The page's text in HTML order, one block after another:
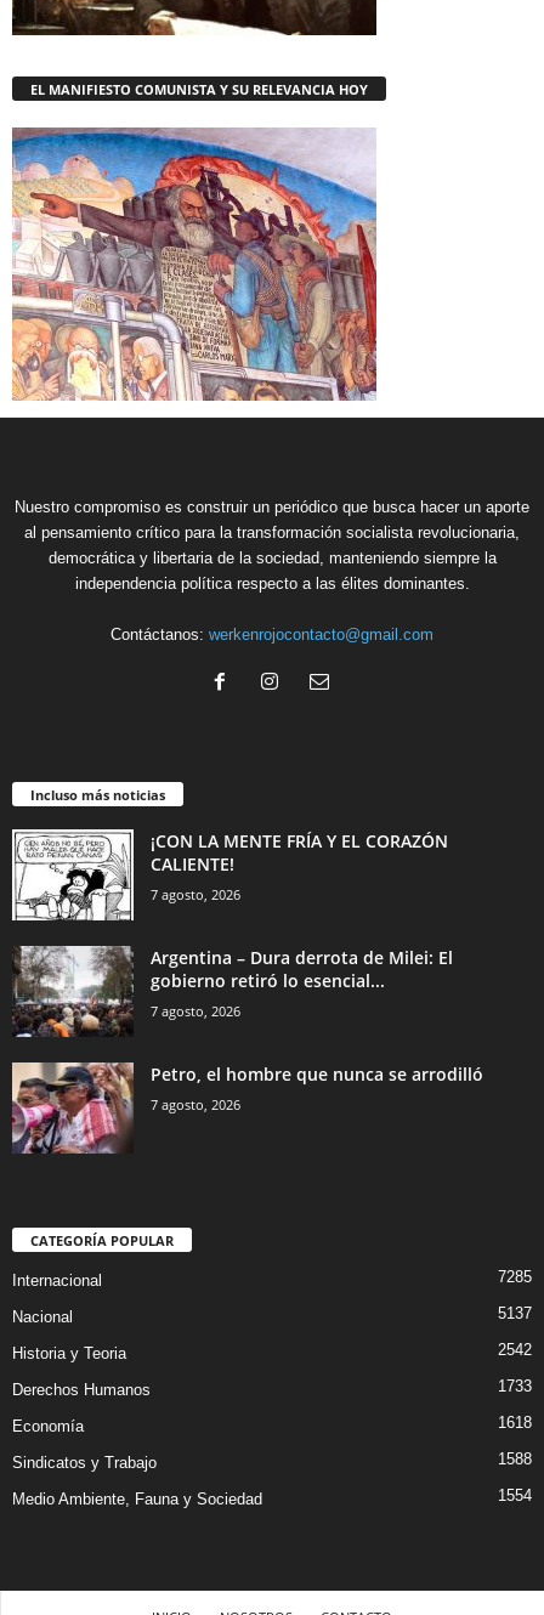
EL MANIFIESTO COMUNISTA Y SU RELEVANCIA HOY
Nuestro compromiso es construir un periódico que busca hacer un aporte
al pensamiento crítico para la transformación socialista revolucionaria,
democrática y libertaria de la sociedad, manteniendo siempre la
independencia política respecto a las élites dominantes.
Contáctanos: werkenrojocontacto@gmail.com
Incluso más noticias
¡CON LA MENTE FRÍA Y EL CORAZÓN
CALIENTE!
7 agosto, 2026
Argentina – Dura derrota de Milei: El
gobierno retiró lo esencial...
7 agosto, 2026
Petro, el hombre que nunca se arrodilló
7 agosto, 2026
CATEGORÍA POPULAR
Internacional 7285
Nacional 5137
Historia y Teoria 2542
Derechos Humanos 1733
Economía 1618
Sindicatos y Trabajo 1588
Medio Ambiente, Fauna y Sociedad 1554